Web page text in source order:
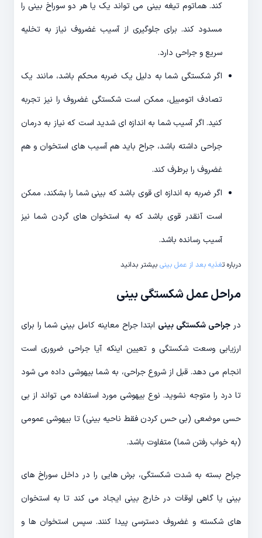
کند. هماتوم تیغه بینی می تواند یک یا هر دو سوراخ بینی را
مسدود کند. برای جلوگیری از آسیب غضروف نیاز به تخلیه
سریع و جراحی دارد.
اگر شکستگی شما به دلیل یک ضربه محکم باشد، مانند یک
تصادف اتومبیل، ممکن است شکستگی غضروف را نیز تجربه
کنید. اگر آسیب شما به اندازه ای شدید است که نیاز به درمان
جراحی داشته باشد، جراح باید هم آسیب های استخوان و هم
غضروف را برطرف کند.
اگر ضربه به اندازه ای قوی باشد که بینی شما را بشکند، ممکن
است آنقدر قوی باشد که به استخوان های گردن شما نیز
آسیب رسانده باشد.
درباره تغذیه بعد از عمل بینی بیشتر بدانید
مراحل عمل شکستگی بینی
در جراحی شکستگی بینی ابتدا جراح معاینه کامل بینی شما را برای
ارزیابی وسعت شکستگی و تعیین اینکه آیا جراحی ضروری است
انجام می دهد. قبل از شروع جراحی، به شما بیهوشی داده می شود
تا درد را متوجه نشوید. نوع بیهوشی مورد استفاده می تواند از بی
حسی موضعی (بی حس کردن فقط ناحیه بینی) تا بیهوشی عمومی
(به خواب رفتن شما) متفاوت باشد.
جراح بسته به شدت شکستگی، برش هایی را در داخل سوراخ های
بینی یا گاهی اوقات در خارج بینی ایجاد می کند تا به استخوان
های شکسته و غضروف دسترسی پیدا کنند. سپس استخوان ها و